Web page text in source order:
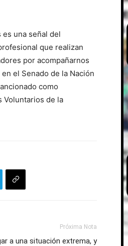
es una señal del
que realizan
por acompañarnos
el Senado de la Nación
como
Voluntarios de la
Próxima Nota
a una situación extrema, y